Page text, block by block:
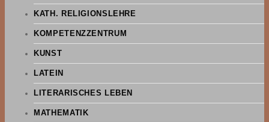
KATH. RELIGIONSLEHRE
KOMPETENZZENTRUM
KUNST
LATEIN
LITERARISCHES LEBEN
MATHEMATIK